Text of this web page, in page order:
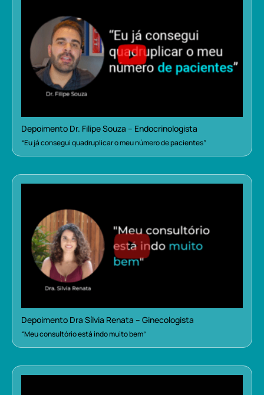
Depoimento Dr. Filipe Souza – Endocrinologista
“Eu já consegui quadruplicar o meu número de pacientes”
Depoimento Dra Sílvia Renata – Ginecologista
“Meu consultório está indo muito bem”